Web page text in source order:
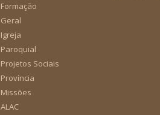
Formação
Geral
Igreja
Paroquial
Projetos Sociais
Província
Missões
ALAC